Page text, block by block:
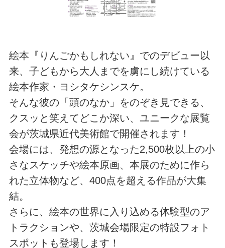
絵本『りんごかもしれない』でのデビュー以
来、子どもから大人までを虜にし続けている
絵本作家・ヨシタケシンスケ。
そんな彼の「頭のなか」をのぞき見できる、
クスッと笑えてどこか深い、ユニークな展覧
会が茨城県近代美術館で開催されます！
会場には、発想の源となった2,500枚以上の小
さなスケッチや絵本原画、本展のために作ら
れた立体物など、400点を超える作品が大集
結。
さらに、絵本の世界に入り込める体験型のア
トラクションや、茨城会場限定の特設フォト
スポットも登場します！